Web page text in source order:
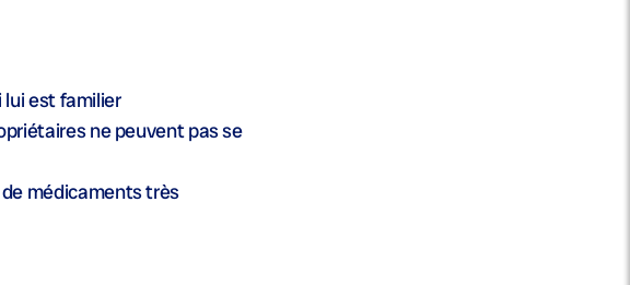
lui est familier
ne peuvent pas se
médicaments très